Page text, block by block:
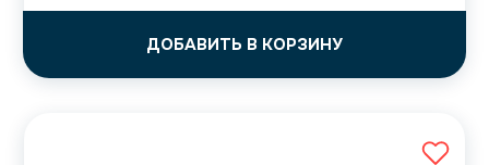
ДОБАВИТЬ В КОРЗИНУ